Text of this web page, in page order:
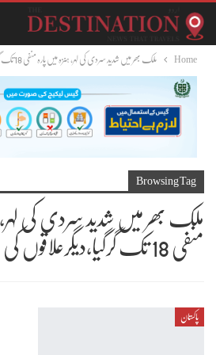
Home ملک بھر میں شدید سردی کی لہر، ہنزہ میں پارہ منفی 18 تک گرگیا،دیگرعلاقوں کی صورتحال جانیں
Browsing Tag
ملک بھر میں شدید سردی کی لہر،
منفی 18 تک گرگیا،دیگرعلاقوں کی صورتحال جانیں
پاکستان